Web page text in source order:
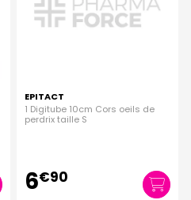
EPITACT
1 Digitube 10cm Cors oeils de
perdrix taille S
6€90